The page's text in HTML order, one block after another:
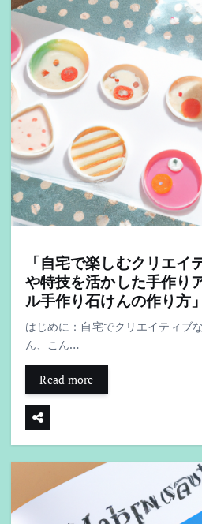
「自宅で楽しむクリエイ
や特技を活かした手作り
ル手作り石けんの作り方」
はじめに：自宅でクリエイティブ
ん、こん…
Read more